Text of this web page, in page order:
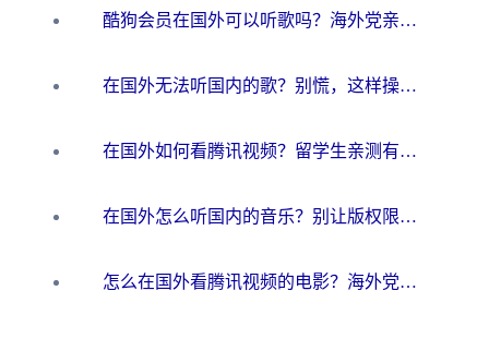
酷狗会员在国外可以听歌吗？海外党亲测有效：3步解决音乐权限难题
在国外无法听国内的歌？别慌，这样操作就能畅听QQ音乐（附亲测加速器推荐）
在国外如何看腾讯视频？留学生亲测有效的回国加速方案
在国外怎么听国内的音乐？别让版权限制断了你的华语歌单
怎么在国外看腾讯视频的电影？海外党亲测有效的回国加速指南